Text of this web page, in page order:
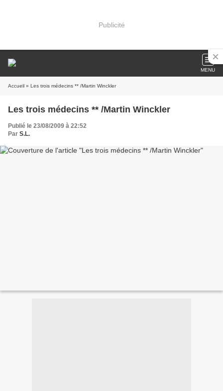
Publicité
MENU
Accueil » Les trois médecins ** /Martin Winckler
Les trois médecins ** /Martin Winckler
Publié le 23/08/2009 à 22:52
Par S.L.